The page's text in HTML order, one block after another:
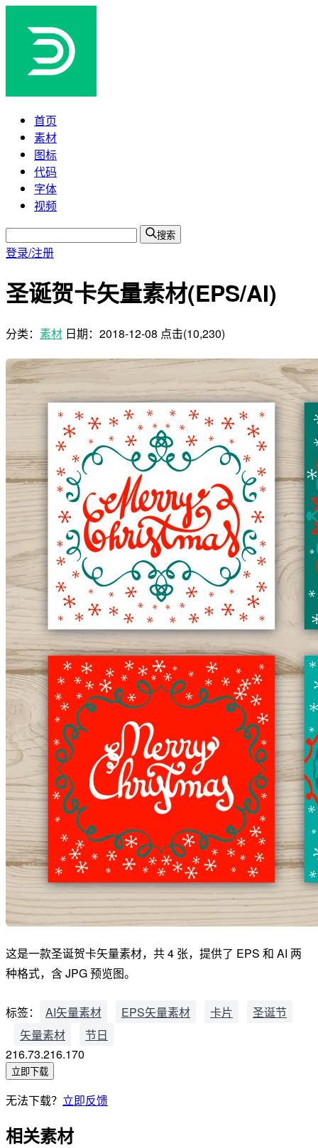
首页
素材
图标
代码
字体
视频
搜索
登录/注册
圣诞贺卡矢量素材(EPS/AI)
分类： 素材 日期： 2018-12-08 点击(10,230)
这是一款圣诞贺卡矢量素材，共 4 张，提供了 EPS 和 AI 两
种格式，含 JPG 预览图。
标签： AI矢量素材 EPS矢量素材 卡片
圣诞节
矢量素材
节日
216.73.216.170
立即下载
无法下载？ 立即反馈
相关素材